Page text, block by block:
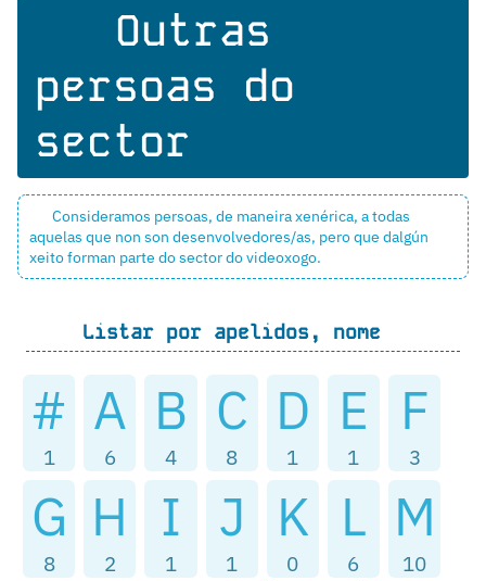
Outras
persoas do
sector
Consideramos persoas, de maneira xenérica, a todas
aquelas que non son desenvolvedores/as, pero que dalgún
xeito forman parte do sector do videoxogo.
Listar por apelidos, nome
#
1
A
6
B
4
C
8
D
1
E
1
F
3
G
8
H
2
I
1
J
1
K
0
L
6
M
10